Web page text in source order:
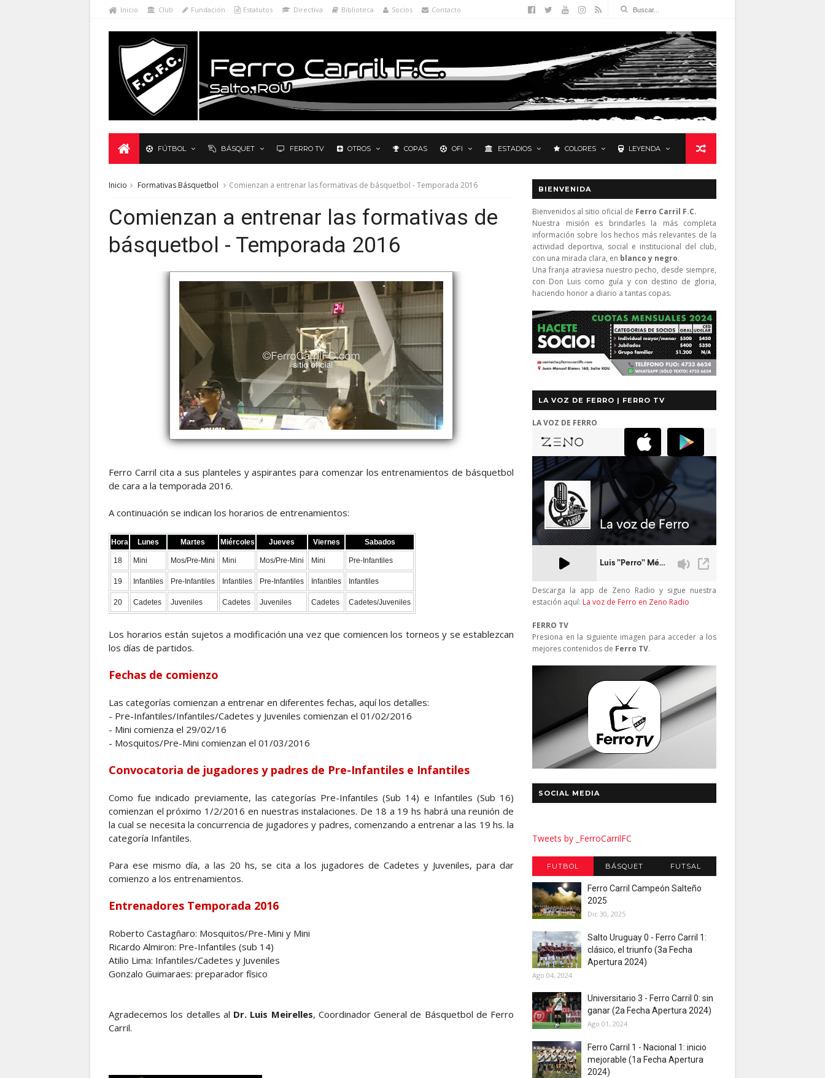
Inicio Club Fundación Estatutos Directiva Biblioteca Socios Contacto
FÚTBOL BÁSQUET FERRO TV OTROS COPAS OFI ESTADIOS COLORES LEYENDA
Inicio Formativas Básquetbol Comienzan a entrenar las formativas de básquetbol - Temporada 2016
Comienzan a entrenar las formativas de
básquetbol - Temporada 2016
Ferro Carril cita a sus planteles y aspirantes para comenzar los entrenamientos de básquetbol
de cara a la temporada 2016.
A continuación se indican los horarios de entrenamientos:
Hora Lunes Martes Miércoles Jueves Viernes Sabados
18 Mini Mos/Pre-Mini Mini Mos/Pre-Mini Mini Pre-Infantiles
19 Infantiles Pre-Infantiles Infantiles Pre-Infantiles Infantiles Infantiles
20 Cadetes Juveniles Cadetes Juveniles Cadetes Cadetes/Juveniles
Los horarios están sujetos a modificación una vez que comiencen los torneos y se establezcan
los días de partidos.
Fechas de comienzo
Las categorías comienzan a entrenar en diferentes fechas, aquí los detalles:
- Pre-Infantiles/Infantiles/Cadetes y Juveniles comienzan el 01/02/2016
- Mini comienza el 29/02/16
- Mosquitos/Pre-Mini comienzan el 01/03/2016
Convocatoria de jugadores y padres de Pre-Infantiles e Infantiles
Como fue indicado previamente, las categorías Pre-Infantiles (Sub 14) e Infantiles (Sub 16)
comienzan el próximo 1/2/2016 en nuestras instalaciones. De 18 a 19 hs habrá una reunión de
la cual se necesita la concurrencia de jugadores y padres, comenzando a entrenar a las 19 hs. la
categoría Infantiles.
Para ese mismo día, a las 20 hs, se cita a los jugadores de Cadetes y Juveniles, para dar
comienzo a los entrenamientos.
Entrenadores Temporada 2016
Roberto Castagñaro: Mosquitos/Pre-Mini y Mini
Ricardo Almiron: Pre-Infantiles (sub 14)
Atilio Lima: Infantiles/Cadetes y Juveniles
Gonzalo Guimaraes: preparador físico
Agradecemos los detalles al Dr. Luis Meirelles, Coordinador General de Básquetbol de Ferro
Carril.
BIENVENIDA
Bienvenidos al sitio oficial de Ferro Carril F.C.
Nuestra misión es brindarles la más completa
información sobre los hechos más relevantes de la
actividad deportiva, social e institucional del club,
con una mirada clara, en blanco y negro.
Una franja atraviesa nuestro pecho, desde siempre,
con Don Luis como guía y con destino de gloria,
haciendo honor a diario a tantas copas.
LA VOZ DE FERRO | FERRO TV
LA VOZ DE FERRO
Descarga la app de Zeno Radio y sigue nuestra
estación aquí: La voz de Ferro en Zeno Radio
FERRO TV
Presiona en la siguiente imagen para acceder a los
mejores contenidos de Ferro TV.
SOCIAL MEDIA
Tweets by _FerroCarrilFC
FUTBOL BÁSQUET FUTSAL
Ferro Carril Campeón Salteño
2025
Dic 30, 2025
Salto Uruguay 0 - Ferro Carril 1:
clásico, el triunfo (3a Fecha
Apertura 2024)
Ago 04, 2024
Universitario 3 - Ferro Carril 0: sin
ganar (2a Fecha Apertura 2024)
Ago 01, 2024
Ferro Carril 1 - Nacional 1: inicio
mejorable (1a Fecha Apertura
2024)